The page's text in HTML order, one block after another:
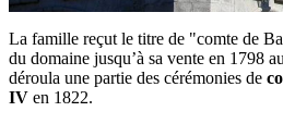
La famille reçut le titre de "comte de
du domaine jusqu’à sa vente en 1798
déroula une partie des cérémonies de
IV en 1822.